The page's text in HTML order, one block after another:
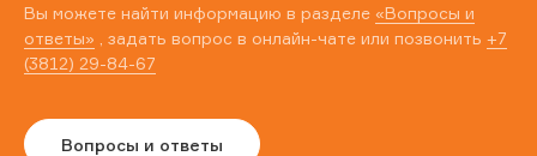
Вы можете найти информацию в разделе «Вопросы и
ответы» , задать вопрос в онлайн-чате или позвонить +7
(3812) 29-84-67
Вопросы и ответы